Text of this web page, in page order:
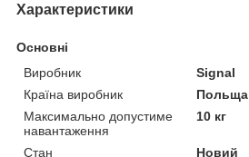
Характеристики
Основні
Виробник
Signal
Країна виробник
Польща
Максимально допустиме
навантаження
10 кг
Стан
Новий